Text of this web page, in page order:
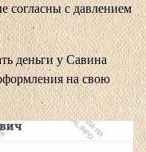
согласны с давлением
деньги у Савина
на свою